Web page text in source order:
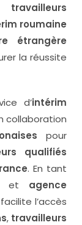
travailleurs
roumaine
étrangère
la réussite
d’intérim
collaboration
pour
qualifiés
. En tant
et agence
l’accès
, travailleurs